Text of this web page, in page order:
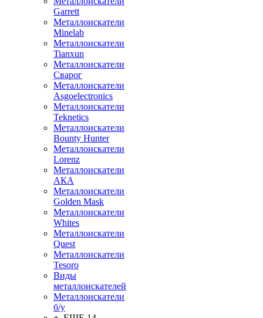
Garrett
Металлоискатели
Minelab
Металлоискатели
Tianxun
Металлоискатели
Сварог
Металлоискатели
Asgoelectronics
Металлоискатели
Teknetics
Металлоискатели
Bounty Hunter
Металлоискатели
Lorenz
Металлоискатели
АКА
Металлоискатели
Golden Mask
Металлоискатели
Whites
Металлоискатели
Quest
Металлоискатели
Tesoro
Виды
металлоискателей
Металлоискатели
б/у